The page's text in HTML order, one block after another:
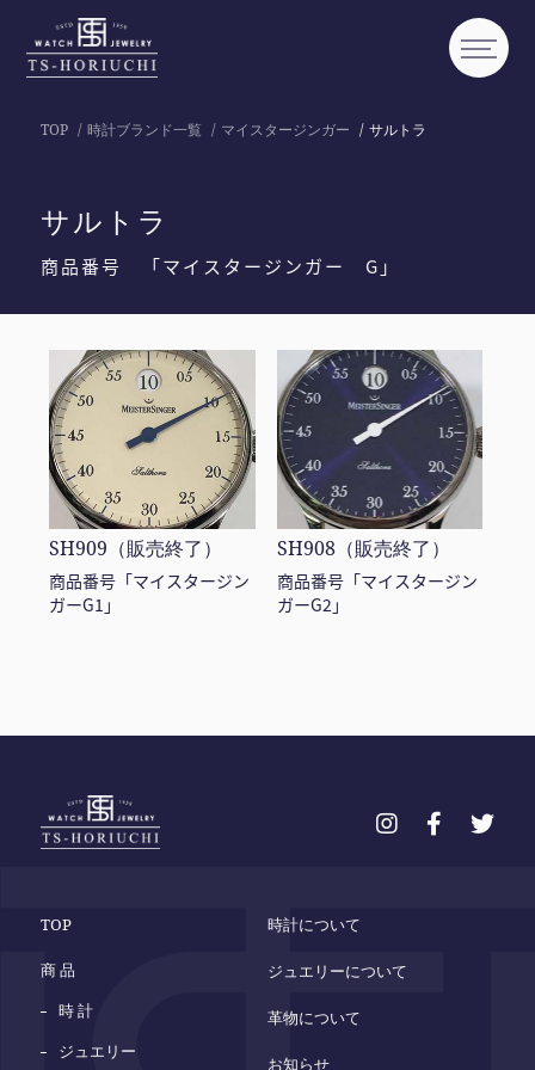
TOP 時計ブランド一覧 マイスタージンガー サルトラ
サルトラ
商品番号 「マイスタージンガー G」
SH909（販売終了）
商品番号「マイスタージン
ガーG1」
SH908（販売終了）
商品番号「マイスタージン
ガーG2」
TOP
商 品
時 計
ジュエリー
時計について
ジュエリーについて
革物について
お知らせ